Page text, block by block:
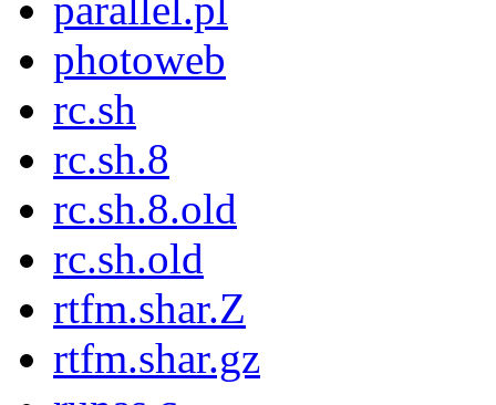
photoweb
rc.sh
rc.sh.8
rc.sh.8.old
rc.sh.old
rtfm.shar.Z
rtfm.shar.gz